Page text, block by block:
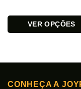
VER OPÇÕES
variantes.
CONHEÇA A